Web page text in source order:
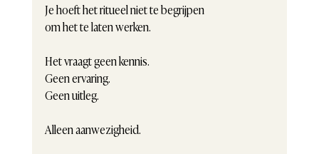
Je hoeft het ritueel niet te begrijpen
om het te laten werken.
Het vraagt geen kennis.
Geen ervaring.
Geen uitleg.
Alleen aanwezigheid.